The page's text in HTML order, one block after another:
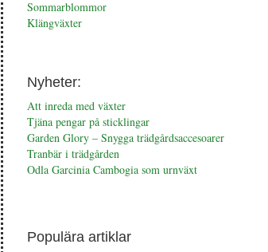
Sommarblommor
Klängväxter
Nyheter:
Att inreda med växter
Tjäna pengar på sticklingar
Garden Glory – Snygga trädgårdsaccesoarer
Tranbär i trädgården
Odla Garcinia Cambogia som urnväxt
Populära artiklar